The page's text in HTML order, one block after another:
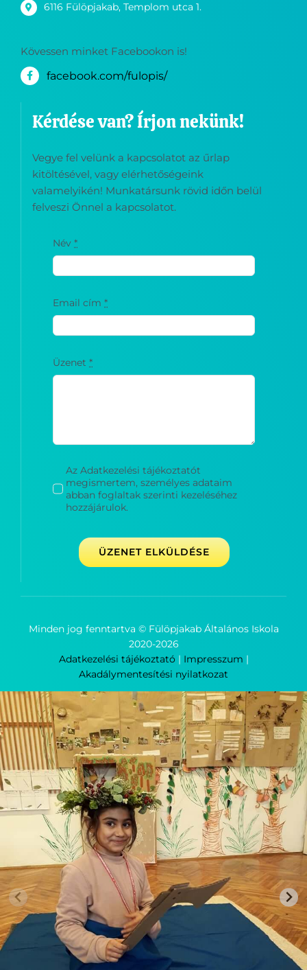
6116 Fülöpjakab, Templom utca 1.
Kövessen minket Facebookon is!
facebook.com/fulopis/
Kérdése van? Írjon nekünk!
Vegye fel velünk a kapcsolatot az űrlap
kitöltésével, vagy elérhetőségeink
valamelyikén! Munkatársunk rövid időn belül
felveszi Önnel a kapcsolatot.
Név*
Email cím*
Üzenet*
Az Adatkezelési tájékoztatót
megismertem, személyes adataim
abban foglaltak szerinti kezeléséhez
hozzájárulok.
ÜZENET ELKÜLDÉSE
Minden jog fenntartva © Fülöpjakab Általános Iskola
2020-2026
Adatkezelési tájékoztató | Impresszum |
Akadálymentesítési nyilatkozat